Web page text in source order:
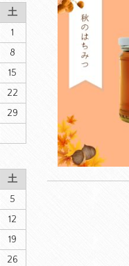
土
1
8
15
22
29
土
5
12
19
26